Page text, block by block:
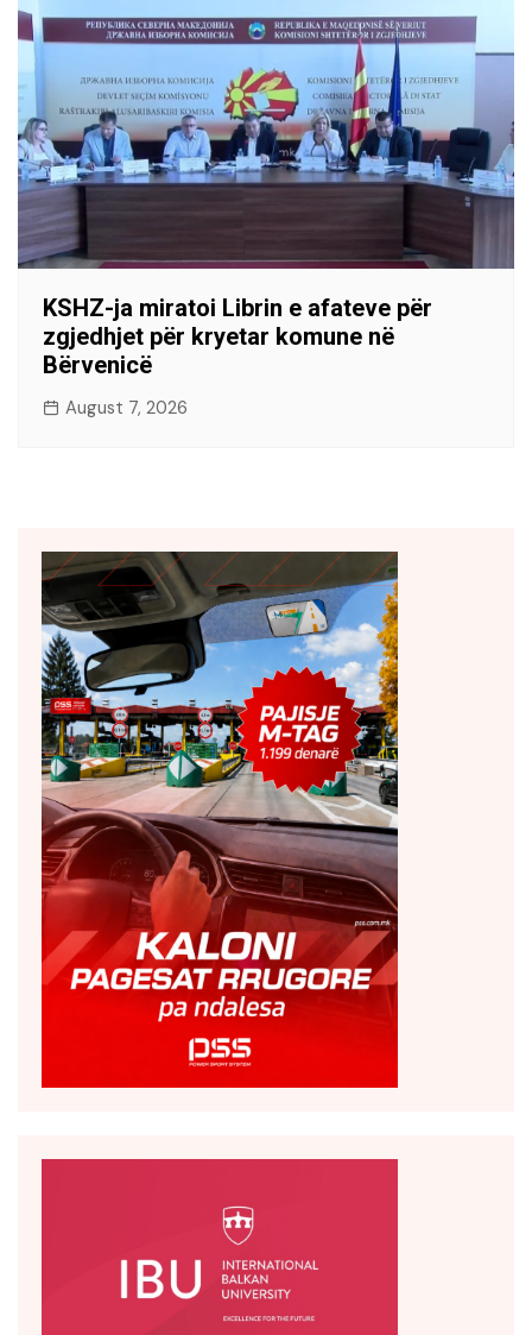
KSHZ-ja miratoi Librin e afateve për
zgjedhjet për kryetar komune në
Bërvenicë
August 7, 2026